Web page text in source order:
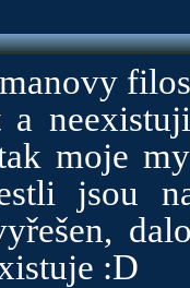
a
moje
jsou
:D